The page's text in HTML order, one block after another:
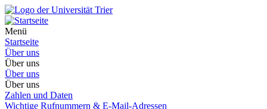
Menü
Startseite
Über uns
Über uns
Über uns
Über uns
Zahlen und Daten
Wichtige Rufnummern & E-Mail-Adressen